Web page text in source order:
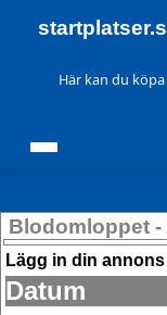
Här kan du
Blodomloppet
Lägg in din
Datum